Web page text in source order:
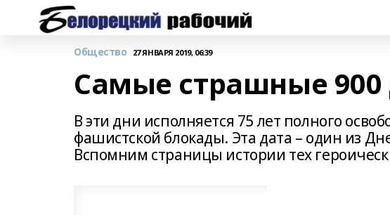
Общество 27 ЯНВАРЯ 2019, 06:39
Самые страшные
В эти дни исполняется 75 лет полного
фашистской блокады. Эта дата – один из
Вспомним страницы истории тех